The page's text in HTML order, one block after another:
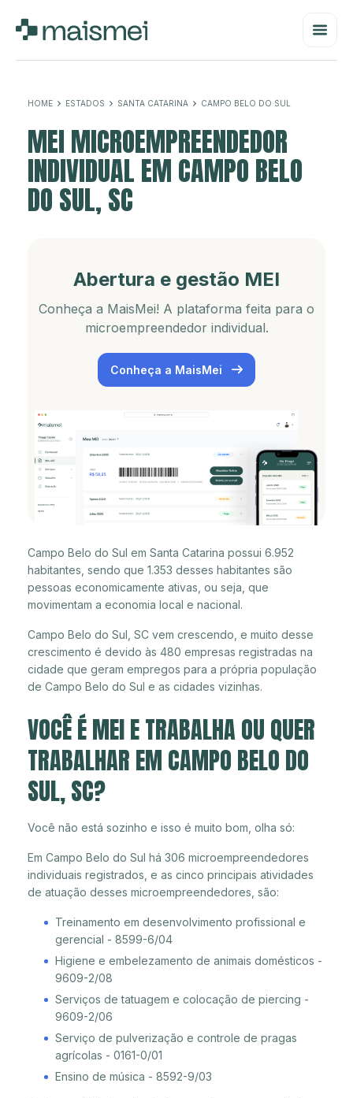
HOME ESTADOS SANTA CATARINA CAMPO BELO DO SUL
MEI MICROEMPREENDEDOR
INDIVIDUAL EM CAMPO BELO
DO SUL, SC
Abertura e gestão MEI
Conheça a MaisMei! A plataforma feita para o
microempreendedor individual.
Conheça a MaisMei
Campo Belo do Sul em Santa Catarina possui 6.952
habitantes, sendo que 1.353 desses habitantes são
pessoas economicamente ativas, ou seja, que
movimentam a economia local e nacional.
Campo Belo do Sul, SC vem crescendo, e muito desse
crescimento é devido às 480 empresas registradas na
cidade que geram empregos para a própria população
de Campo Belo do Sul e as cidades vizinhas.
VOCÊ É MEI E TRABALHA OU QUER
TRABALHAR EM CAMPO BELO DO
SUL, SC?
Você não está sozinho e isso é muito bom, olha só:
Em Campo Belo do Sul há 306 microempreendedores
individuais registrados, e as cinco principais atividades
de atuação desses microempreendedores, são:
Treinamento em desenvolvimento profissional e
gerencial - 8599-6/04
Higiene e embelezamento de animais domésticos -
9609-2/08
Serviços de tatuagem e colocação de piercing -
9609-2/06
Serviço de pulverização e controle de pragas
agrícolas - 0161-0/01
Ensino de música - 8592-9/03